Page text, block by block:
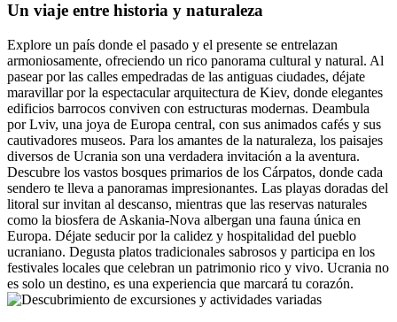
Un viaje entre historia y naturaleza
Explore un país donde el pasado y el presente se entrelazan
armoniosamente, ofreciendo un rico panorama cultural y natural. Al
pasear por las calles empedradas de las antiguas ciudades, déjate
maravillar por la espectacular arquitectura de Kiev, donde elegantes
edificios barrocos conviven con estructuras modernas. Deambula
por Lviv, una joya de Europa central, con sus animados cafés y sus
cautivadores museos. Para los amantes de la naturaleza, los paisajes
diversos de Ucrania son una verdadera invitación a la aventura.
Descubre los vastos bosques primarios de los Cárpatos, donde cada
sendero te lleva a panoramas impresionantes. Las playas doradas del
litoral sur invitan al descanso, mientras que las reservas naturales
como la biosfera de Askania-Nova albergan una fauna única en
Europa. Déjate seducir por la calidez y hospitalidad del pueblo
ucraniano. Degusta platos tradicionales sabrosos y participa en los
festivales locales que celebran un patrimonio rico y vivo. Ucrania no
es solo un destino, es una experiencia que marcará tu corazón.